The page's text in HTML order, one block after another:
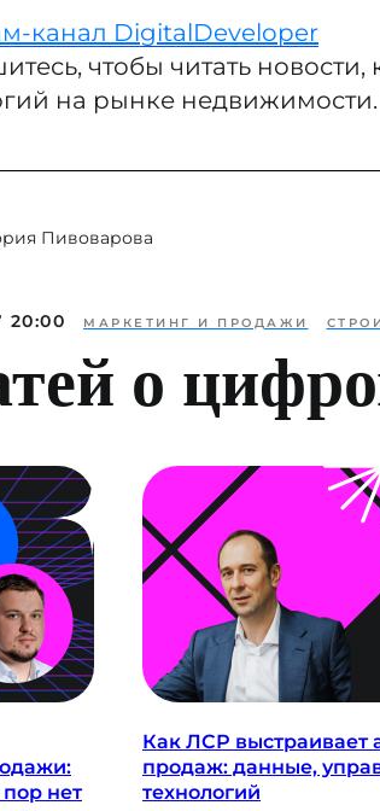
канал DigitalDeveloper
чтобы читать
на рынке недвижимости.
Пивоварова
20:00 МАРКЕТИНГ И ПРОДАЖИ
о
нет
Как ЛСР выстраивает
продаж: данные,
технологий